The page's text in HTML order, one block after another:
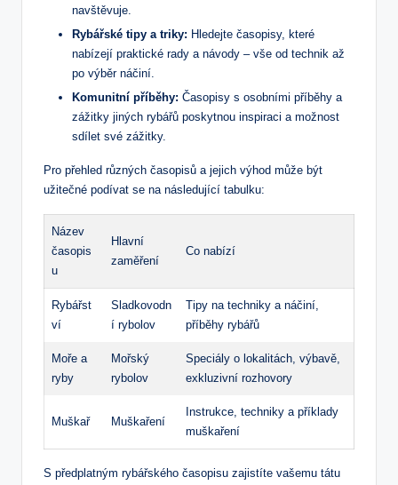
navštěvuje.
Rybářské tipy a triky: Hledejte časopisy, které
nabízejí praktické rady a návody – vše od technik až
po výběr náčiní.
Komunitní příběhy: Časopisy s osobními příběhy a
zážitky jiných rybářů poskytnou inspiraci a možnost
sdílet své zážitky.
Pro přehled různých časopisů a jejich výhod může být
užitečné podívat se na následující tabulku:
Název
časopis
u
Hlavní
zaměření
Co nabízí
Rybářst
ví
Sladkovodn
í rybolov
Tipy na techniky a náčiní,
příběhy rybářů
Moře a
ryby
Mořský
rybolov
Speciály o lokalitách, výbavě,
exkluzivní rozhovory
Muškař Muškaření
Instrukce, techniky a příklady
muškaření
S předplatným rybářského časopisu zajistíte vašemu tátu